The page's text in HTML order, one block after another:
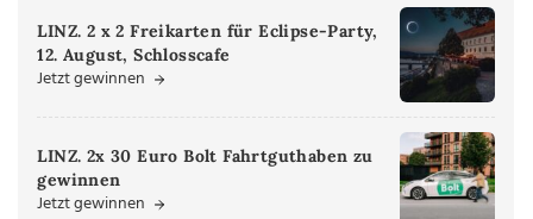
LINZ. 2 x 2 Freikarten für Eclipse-Party,
12. August, Schlosscafe
Jetzt gewinnen
LINZ. 2x 30 Euro Bolt Fahrtguthaben zu
gewinnen
Jetzt gewinnen